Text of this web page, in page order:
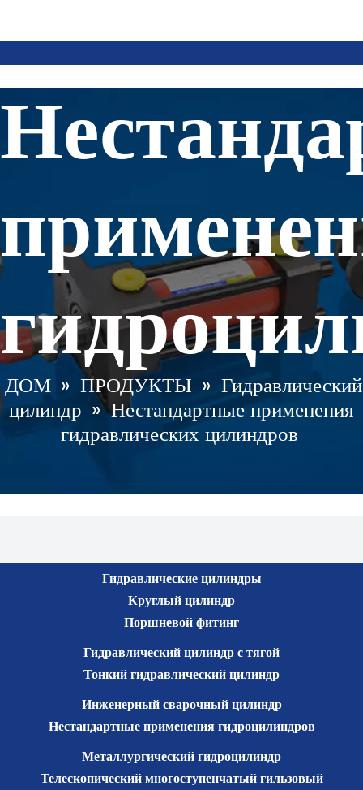
ДОМ » ПРОДУКТЫ » Гидравлический
цилиндр »Нестандартные применения
гидравлических цилиндров
Гидравлические цилиндры
Круглый цилиндр
Поршневой фитинг
Гидравлический цилиндр с тягой
Тонкий гидравлический цилиндр
Инженерный сварочный цилиндр
Нестандартные применения гидроцилиндров
Металлургический гидроцилиндр
Телескопический многоступенчатый гильзовый